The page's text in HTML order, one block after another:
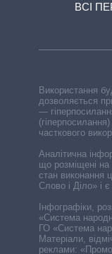
ВСІ
Використання
дозволяється
—
часткового
Аналітична
що розміщені на
стан виконання
Слово і Діло» і
Інфографіки,
«Система
ГО «Система
Матеріали,
реклами: